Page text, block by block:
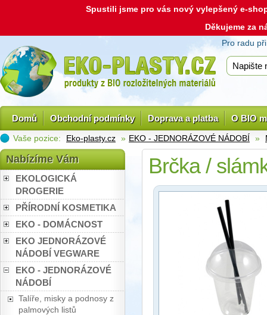
Spustili jsme pro vás nový vylepšený e-
Děkujeme za
Pro radu
Domů Obchodní podmínky Doprava a platba O BIO
Vaše pozice: Eko-plasty.cz » EKO - JEDNORÁZOVÉ NÁDOBÍ »
Nabízíme Vám
EKOLOGICKÁ
DROGERIE
PŘÍRODNÍ KOSMETIKA
EKO - DOMÁCNOST
EKO JEDNORÁZOVÉ
NÁDOBÍ VEGWARE
EKO - JEDNORÁZOVÉ
NÁDOBÍ
Talíře, misky a podnosy z
palmových listů
Brčka /